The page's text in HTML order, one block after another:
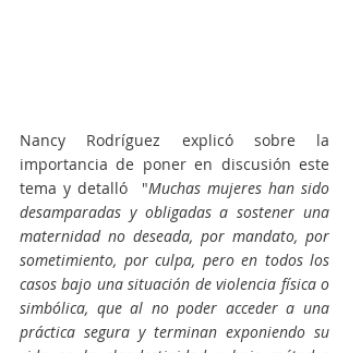
Nancy Rodríguez explicó sobre la
importancia de poner en discusión este
tema y detalló  "Muchas mujeres han sido
desamparadas y obligadas a sostener una
maternidad no deseada, por mandato, por
sometimiento, por culpa, pero en todos los
casos bajo una situación de violencia física o
simbólica, que al no poder acceder a una
práctica segura y terminan exponiendo su